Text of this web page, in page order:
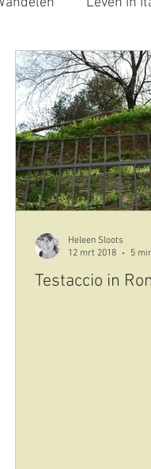
virus - covid 19 in
en drinken
Testaccio in
Heleen Sloots
12 mrt 2018
5